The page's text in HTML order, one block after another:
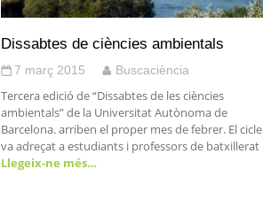
Dissabtes de ciències ambientals
7 març 2015 Buscaciència
Tercera edició de “Dissabtes de les ciències
ambientals” de la Universitat Autònoma de
Barcelona. arriben el proper mes de febrer. El cicle
va adreçat a estudiants i professors de batxillerat
Llegeix-ne més…